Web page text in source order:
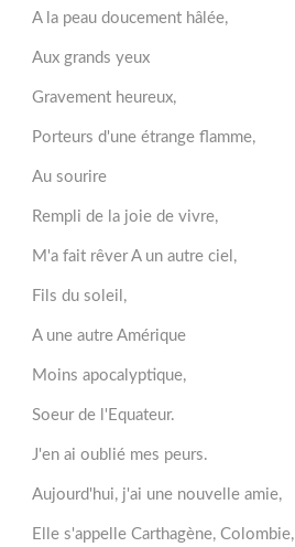
A la peau doucement hâlée,
Aux grands yeux
Gravement heureux,
Porteurs d'une étrange flamme,
Au sourire
Rempli de la joie de vivre,
M'a fait rêver A un autre ciel,
Fils du soleil,
A une autre Amérique
Moins apocalyptique,
Soeur de l'Equateur.
J'en ai oublié mes peurs.
Aujourd'hui, j'ai une nouvelle amie,
Elle s'appelle Carthagène, Colombie,